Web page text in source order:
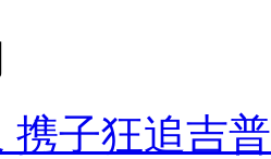
携子狂追吉